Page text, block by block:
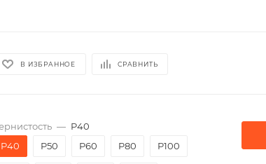
В ИЗБРАННОЕ СРАВНИТЬ
— P40
P40
P50 P60 P80 P100